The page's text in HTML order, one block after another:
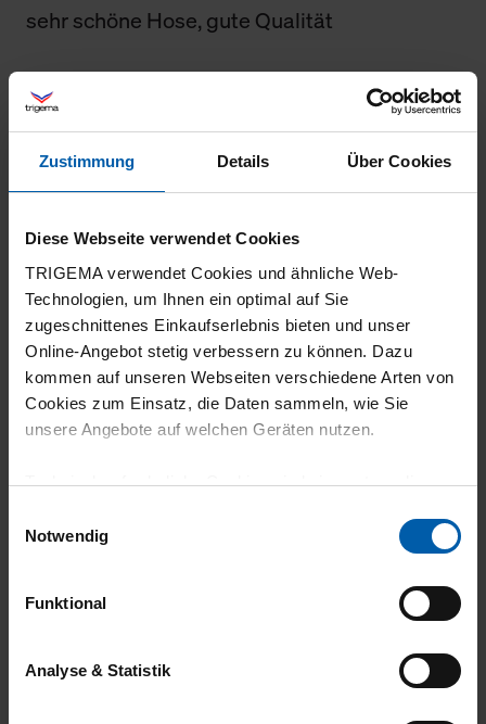
Zustimmung Details Über Cookies
Diese Webseite verwendet Cookies
TRIGEMA verwendet Cookies und ähnliche Web-
Technologien, um Ihnen ein optimal auf Sie
zugeschnittenes Einkaufserlebnis bieten und unser
Online-Angebot stetig verbessern zu können. Dazu
kommen auf unseren Webseiten verschiedene Arten von
Cookies zum Einsatz, die Daten sammeln, wie Sie
unsere Angebote auf welchen Geräten nutzen.
Technisch erforderliche Cookies sind eine notwendige
grundlegende Funktionen wie etwa zur Auswahl und
gewährleisten.
Für die Darstellung personalisierter Angebote, Anzeigen
und Inhalte aufgrund Ihres Nutzerverhaltens und Ihres
Notwendig
Funktional
Analyse & Statistik
sehr schöne Hose, gute Qualität
09.07.2026
04.07.2026
5
das Produkt entspricht meinen Bedürfnissen,